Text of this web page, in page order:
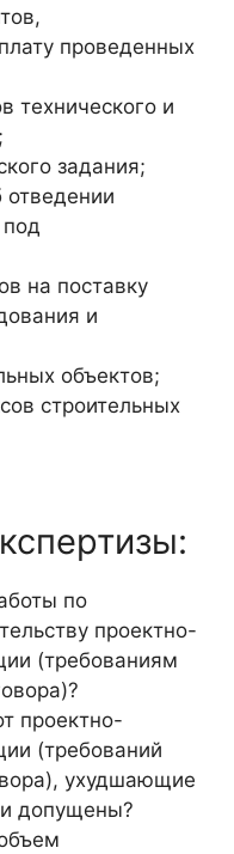
проведенных
технического и
задания;
отведении
под
на поставку
и
объектов;
строительных
по
проектно-
(требованиям
проектно-
(требований
ухудшающие
допущены?